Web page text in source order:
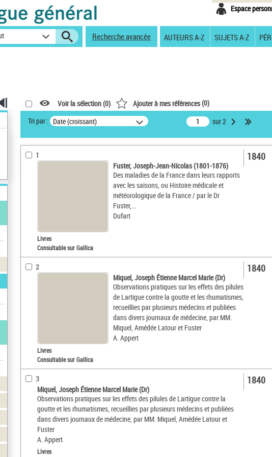
Espace
Recherche avancée AUTEURS A-Z SUJETS A-Z
Voir la sélection (0) Ajouter à mes références(0)
Tri par : Date (croissant) sur 2
1
Fuster, Joseph-Jean-Nicolas (1801-1876)
Des maladies de la France dans leurs rapports
avec les saisons, ou Histoire médicale et
météorologique de la France / par le Dr
Fuster,...
Dufart
1840
Livres
Consultable sur Gallica
2
Miquel, Joseph Étienne Marcel Marie (Dr)
Observations pratiques sur les effets des pilules
de Lartigue contre la goutte et les rhumatismes,
recueillies par plusieurs médecins et publiées
dans divers journaux de médecine, par MM.
Miquel, Amédée Latour et Fuster
A. Appert
1840
Livres
Consultable sur Gallica
3
Miquel, Joseph Étienne Marcel Marie (Dr)
Observations pratiques sur les effets des pilules de Lartigue contre la
goutte et les rhumatismes, recueillies par plusieurs médecins et publiées
dans divers journaux de médecine, par MM. Miquel, Amédée Latour et
Fuster
A. Appert
1840
Livres